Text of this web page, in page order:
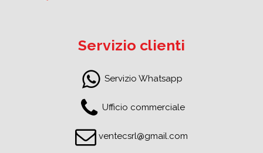
Servizio clienti
Servizio Whatsapp
Ufficio commerciale
ventecsrl@gmail.com